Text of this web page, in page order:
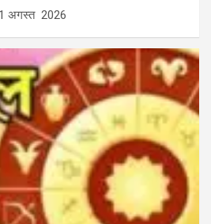
अगस्त 2026